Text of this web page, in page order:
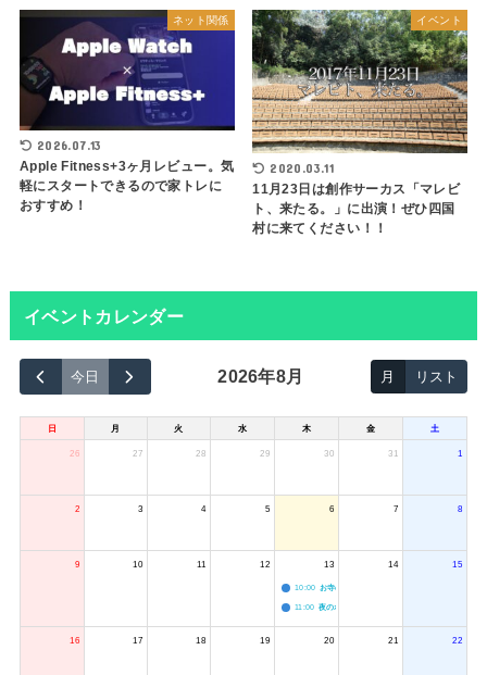
ネット関係
2026.07.13
Apple Fitness+3ヶ月レビュー。気
軽にスタートできるので家トレに
おすすめ！
イベント
2020.03.11
11月23日は創作サーカス「マレビ
ト、来たる。」に出演！ぜひ四国
村に来てください！！
イベントカレンダー
今日 2026年8月 月 リスト
日 月 火 水 木 金 土
26 27 28 29 30 31 1
2 3 4 5 6 7 8
9 10 11 12 13
10:00 お寺のジャグリング教室
11:00 夜のボードゲーム会
14 15
16 17 18 19 20 21 22